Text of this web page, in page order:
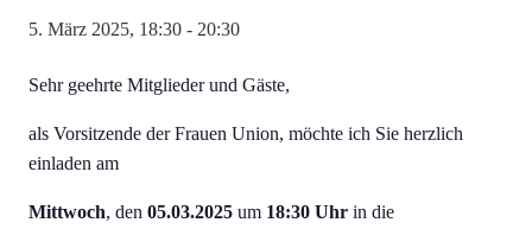
5. März 2025, 18:30 - 20:30
Sehr geehrte Mitglieder und Gäste,
als Vorsitzende der Frauen Union, möchte ich Sie herzlich
einladen am
Mittwoch, den 05.03.2025 um 18:30 Uhr in die